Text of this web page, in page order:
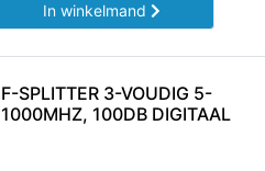
In winkelmand
F-SPLITTER 3-VOUDIG 5-
1000MHZ, 100DB DIGITAAL